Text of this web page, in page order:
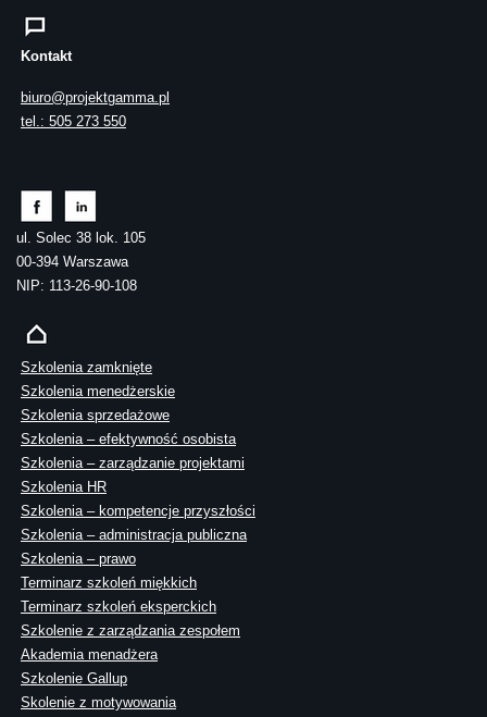
Kontakt
biuro@projektgamma.pl
tel.: 505 273 550
ul. Solec 38 lok. 105
00-394 Warszawa
NIP: 113-26-90-108
Szkolenia zamknięte
Szkolenia menedżerskie
Szkolenia sprzedażowe
Szkolenia – efektywność osobista
Szkolenia – zarządzanie projektami
Szkolenia HR
Szkolenia – kompetencje przyszłości
Szkolenia – administracja publiczna
Szkolenia – prawo
Terminarz szkoleń miękkich
Terminarz szkoleń eksperckich
Szkolenie z zarządzania zespołem
Akademia menadżera
Szkolenie Gallup
Skolenie z motywowania